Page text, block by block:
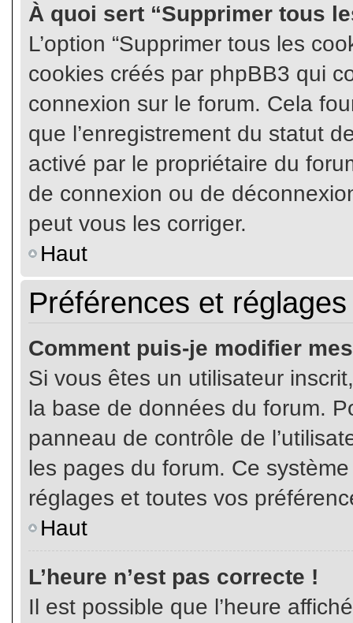
À quoi sert “Supprimer tous
L’option “Supprimer tous les
cookies créés par phpBB3 qui
connexion sur le forum. Cela
que l’enregistrement du statut
activé par le propriétaire du
de connexion ou de
peut vous les corriger.
Haut
Préférences et
Comment puis-je modifier
Si vous êtes un utilisateur
la base de données du forum.
panneau de contrôle de
les pages du forum. Ce
réglages et toutes vos
Haut
L’heure n’est pas correcte !
Il est possible que l’heure